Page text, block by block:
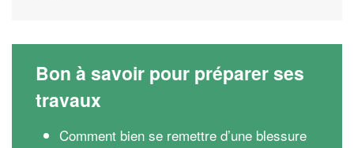
Bon à savoir pour préparer ses
travaux
Comment bien se remettre d’une blessure